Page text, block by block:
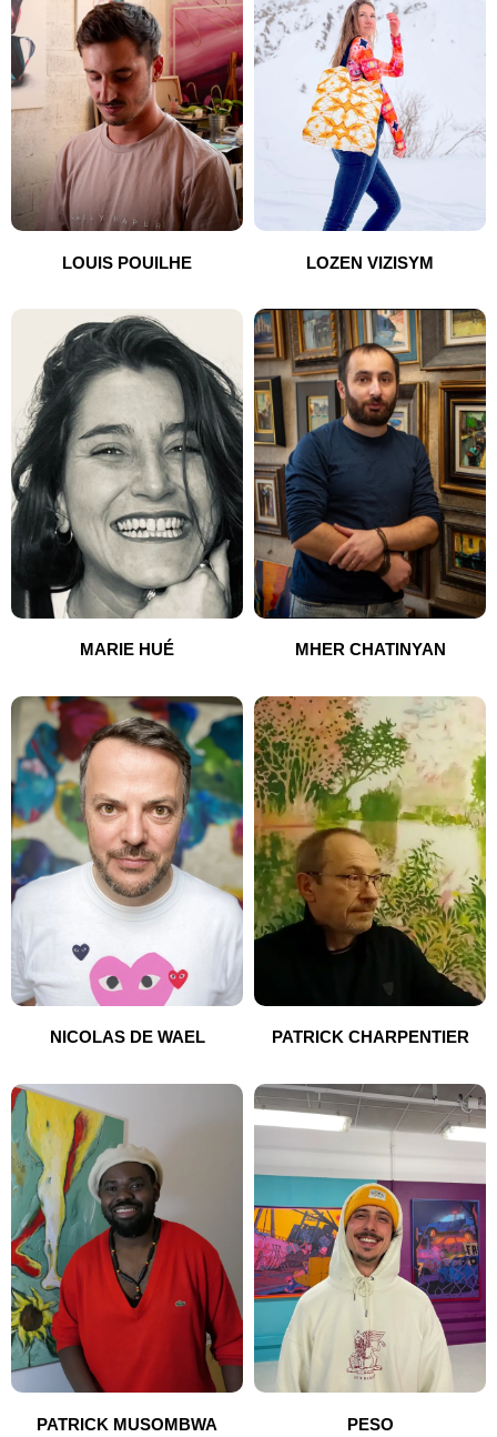
LOUIS POUILHE LOZEN VIZISYM
MARIE HUÉ MHER CHATINYAN
NICOLAS DE WAEL PATRICK CHARPENTIER
PATRICK MUSOMBWA PESO